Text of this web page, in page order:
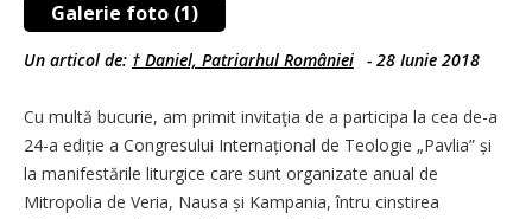
Galerie foto (1)
Un articol de: † Daniel, Patriarhul României - 28 Iunie 2018
Cu multă bucurie, am primit invitaţia de a participa la cea de-a
24-a ediție a Congresului Internațional de Teologie „Pavlia” și
la manifestările liturgice care sunt organizate anual de
Mitropolia de Veria, Nausa și Kampania, întru cinstirea